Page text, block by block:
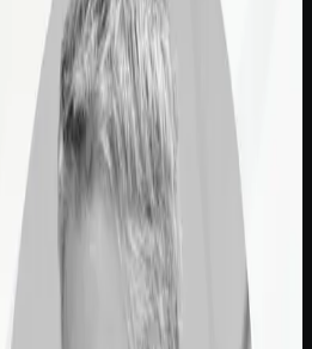
la interacción con el
de telecomunicaciones, banca y
ciclo de vida puede
de crecimiento prácticas.
sectores pueden aplicar
a sus propios modelos